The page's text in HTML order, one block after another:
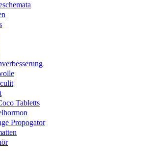
Tabletts
Propogator